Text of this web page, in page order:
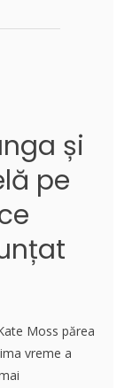
și
pe
Moss părea
vreme a